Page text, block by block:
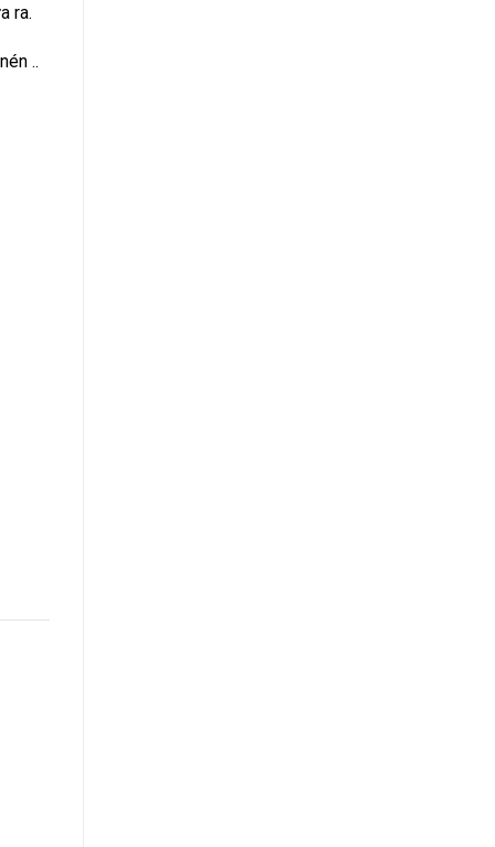
ra.
..